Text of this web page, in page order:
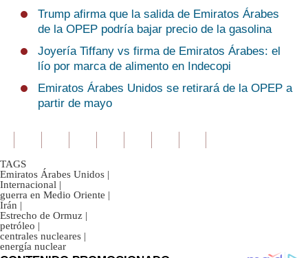
Trump afirma que la salida de Emiratos Árabes
de la OPEP podría bajar precio de la gasolina
Joyería Tiffany vs firma de Emiratos Árabes: el
lío por marca de alimento en Indecopi
Emiratos Árabes Unidos se retirará de la OPEP a
partir de mayo
TAGS
Emiratos Árabes Unidos |
Internacional |
guerra en Medio Oriente |
Irán |
Estrecho de Ormuz |
petróleo |
centrales nucleares |
energía nuclear